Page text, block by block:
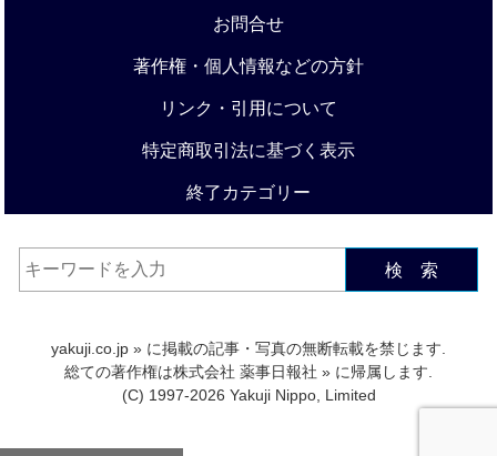
お問合せ
著作権・個人情報などの方針
リンク・引用について
特定商取引法に基づく表示
終了カテゴリー
検 索
yakuji.co.jp » に掲載の記事・写真の無断転載を禁じます.
総ての著作権は株式会社 薬事日報社 » に帰属します.
(C) 1997-2026 Yakuji Nippo, Limited